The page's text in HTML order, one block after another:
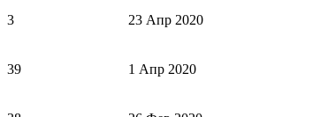
3 23 Апр 2020
39 1 Апр 2020